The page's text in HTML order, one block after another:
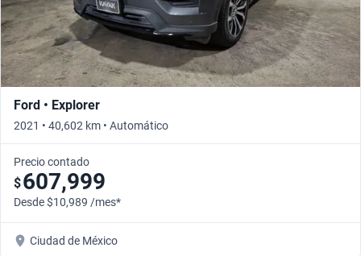
Ford • Explorer
2021 • 40,602 km • Automático
Precio contado
$607,999
Desde $10,989 /mes*
Ciudad de México